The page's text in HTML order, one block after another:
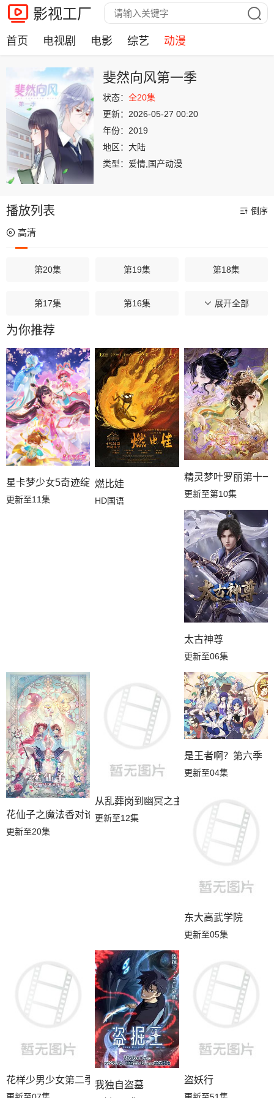
影视工厂
首页 电视剧 电影 综艺 动漫
斐然向风第一季
状态： 全20集
更新： 2026-05-27 00:20
年份： 2019
地区： 大陆
类型： 爱情,国产动漫
播放列表 倒序
高清
第20集 第19集 第18集
第17集 第16集 第15集
第14集
第11集 第10集 第09集
第08集 第07集 第06集
第05集 第04集 第03集
展开全部
为你推荐
星卡梦少女5奇迹绽放
更新至11集
燃比娃
HD国语
精灵梦叶罗丽第十
更新至第10集
太古神尊
更新至06集
花仙子之魔法香对论
更新至20集
从乱葬岗到幽冥之主
更新至12集
是王者啊？第六季
更新至04集
东大高武学院
更新至05集
花样少男少女第二季
我独自盗墓
盗妖行